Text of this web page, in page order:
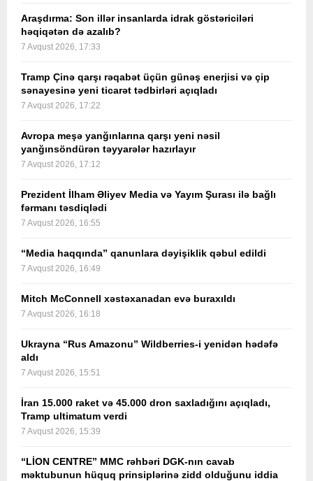
Araşdırma: Son illər insanlarda idrak göstəriciləri
həqiqətən də azalıb?
7 Avqust 2026, 17:33
Tramp Çinə qarşı rəqabət üçün günəş enerjisi və çip
sənayesinə yeni ticarət tədbirləri açıqladı
7 Avqust 2026, 17:22
Avropa meşə yanğınlarına qarşı yeni nəsil
yanğınsöndürən təyyarələr hazırlayır
7 Avqust 2026, 17:12
Prezident İlham Əliyev Media və Yayım Şurası ilə bağlı
fərmanı təsdiqlədi
7 Avqust 2026, 16:55
“Media haqqında” qanunlara dəyişiklik qəbul edildi
7 Avqust 2026, 16:49
Mitch McConnell xəstəxanadan evə buraxıldı
7 Avqust 2026, 16:18
Ukrayna “Rus Amazonu” Wildberries-i yenidən hədəfə
aldı
7 Avqust 2026, 15:51
İran 15.000 raket və 45.000 dron saxladığını açıqladı,
Tramp ultimatum verdi
7 Avqust 2026, 15:39
“LİON CENTRE” MMC rəhbəri DGK-nın cavab
məktubunun hüquq prinsiplərinə zidd olduğunu iddia